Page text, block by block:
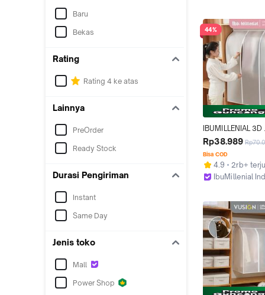
Baru
Bekas
Rating
Rating 4 ke atas
Lainnya
PreOrder
Ready Stock
Durasi Pengiriman
Instant
Same Day
Jenis toko
Mall
Power Shop
44%
IBUMILLENIAL 3D
Baju Gantungan
Anti Debu
Pakaian
Rp38.989
Bisa COD
4.9
2rb+
IbuMillenial